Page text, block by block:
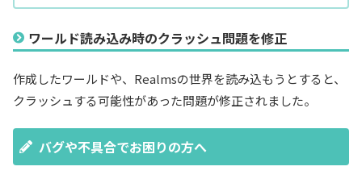
ワールド読み込み時のクラッシュ問題を修正
作成したワールドや、Realmsの世界を読み込もうとすると、
クラッシュする可能性があった問題が修正されました。
バグや不具合でお困りの方へ